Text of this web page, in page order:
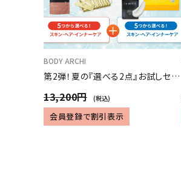
BODY ARCHI
第2弾！夏の『選べる2点』お試しセッ
ト
13,200円 (税込)
会員登録で割引表示